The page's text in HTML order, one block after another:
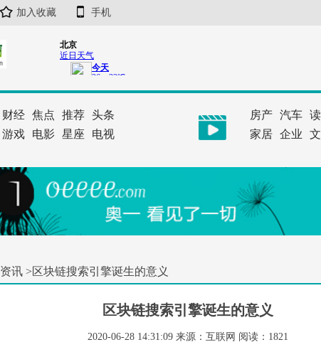
加入收藏 手机
财经 焦点 推荐 头条
游戏 电影 星座 电视
房产 汽车
家居 企业
资讯 >区块链搜索引擎诞生的意义
区块链搜索引擎诞生的意义
2020-06-28 14:31:09 来源：互联网 阅读：1821